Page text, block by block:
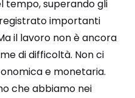
tempo, superando gli
importanti
il lavoro non è ancora
di difficoltà. Non ci
e monetaria.
che abbiamo nei